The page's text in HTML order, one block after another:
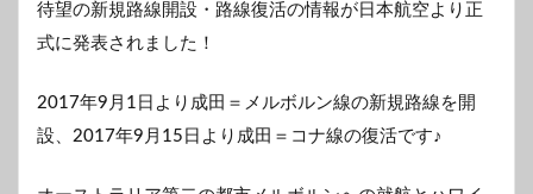
待望の新規路線開設・路線復活の情報が日本航空より正
式に発表されました！
2017年9月1日より成田＝メルボルン線の新規路線を開
設、2017年9月15日より成田＝コナ線の復活です♪